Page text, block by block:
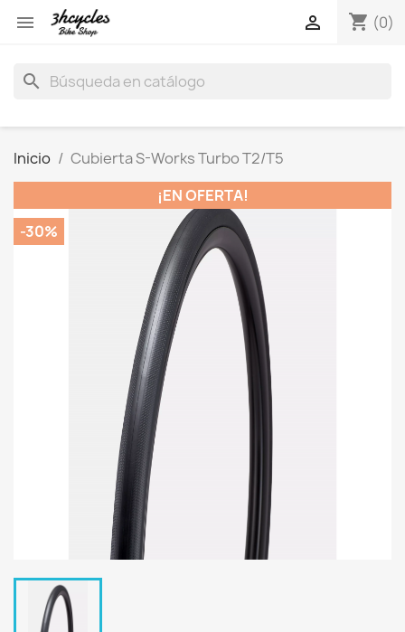
 shopping_cart (0)

search
Inicio
Cubierta S-Works Turbo T2/T5
¡EN OFERTA!
-30%